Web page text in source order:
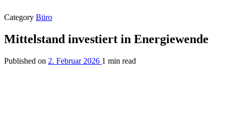
Category Büro
Mittelstand investiert in Energiewende
Published on 2. Februar 2026 1 min read